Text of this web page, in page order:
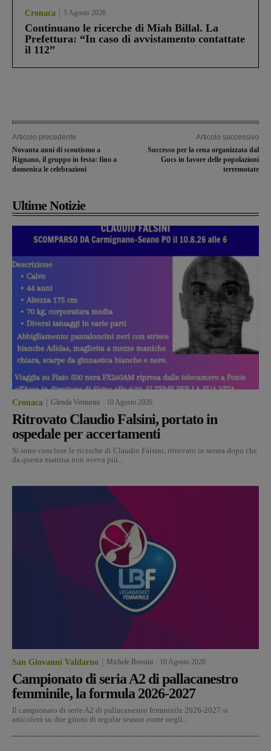
Cronaca 5 Agosto 2026
Continuano le ricerche di Miah Billal. La
Prefettura: “In caso di avvistamento contattate
il 112”
Articolo precedente
Novanta anni di scoutismo a
Rignano, il gruppo in festa: fino a
domenica le celebrazioni
Articolo successivo
Successo per la cena organizzata dal
Gucs in favore delle popolazioni
terremotate
Ultime Notizie
Cronaca Glenda Venturini 10 Agosto 2026
Ritrovato Claudio Falsini, portato in
ospedale per accertamenti
Si sono concluse le ricerche di Claudio Falsini, ritrovato in serata dopo che
da questa mattina non aveva più...
San Giovanni Valdarno Michele Bossini 10 Agosto 2026
Campionato di seria A2 di pallacanestro
femminile, la formula 2026-2027
Il campionato di serie A2 di pallacanestro femminile 2026-2027 si
articolerà su due gironi di regular season come negli...